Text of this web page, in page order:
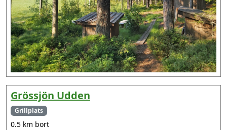
Grössjön Udden
Grillplats
0.5 km bort